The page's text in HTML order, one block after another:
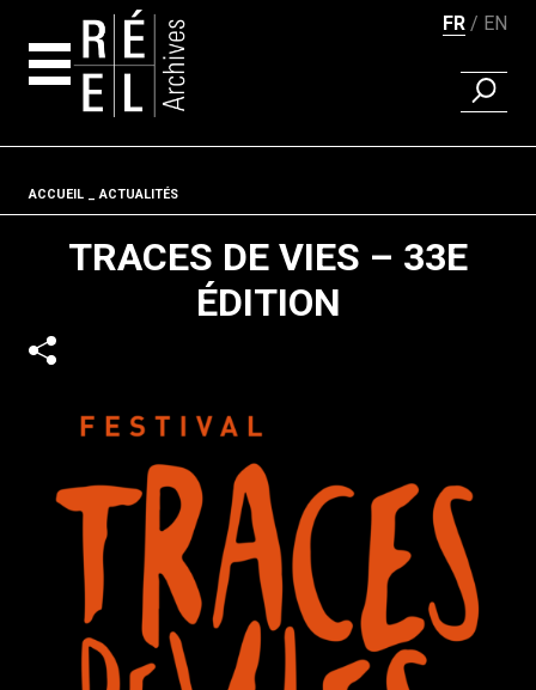
FR EN
Fil d'ariane
ACCUEIL ACTUALITÉS
TRACES DE VIES – 33E
ÉDITION